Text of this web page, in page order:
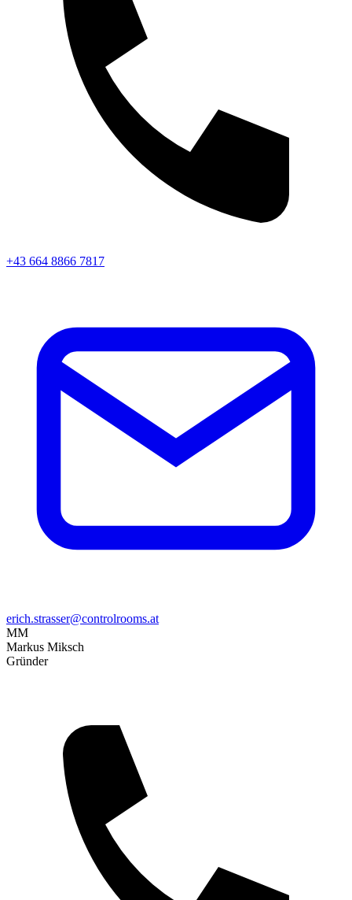
+43 664 8866 7817
erich.strasser@controlrooms.at
MM
Markus Miksch
Gründer